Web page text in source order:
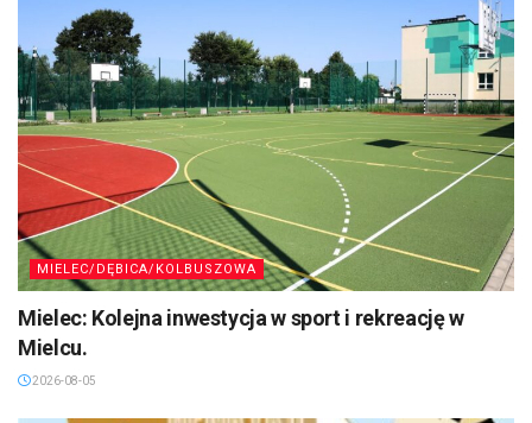
MIELEC/DĘBICA/KOLBUSZOWA
Mielec: Kolejna inwestycja w sport i rekreację w
Mielcu.
2026-08-05